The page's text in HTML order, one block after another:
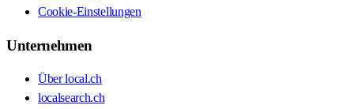
Cookie-Einstellungen
Unternehmen
Über local.ch
localsearch.ch